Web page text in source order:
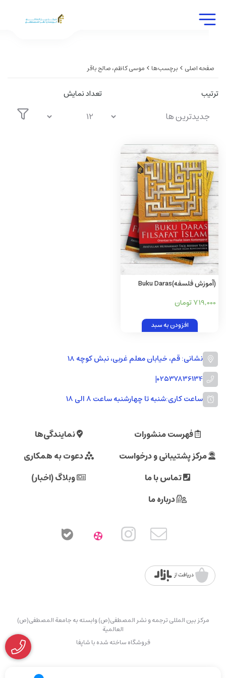
صفحه اصلی برچسب‌ها موسی کاظم، صالح باقر
ترتیب تعداد نمایش
(آموزش فلسفه)Buku Daras
Filsafat Islam (اندونزیایی)
719,000 تومان
افزودن به سبد
نشانی: قم، خیابان معلم غربی، نبش کوچه 18
02537836134
|
ساعت کاری:شنبه تا چهارشنبه ساعت ۸ الی ۱۸
فهرست منشورات
نمایندگی‌ها
مرکز پشتیبانی و درخواست
دعوت به همکاری
تماس با ما
وبلاگ (اخبار)
درباره ما
مرکز بین المللی ترجمه و نشر المصطفی(ص) وابسته به جامعة المصطفی(ص)
العالمیة
فروشگاه ساخته شده با شاپفا